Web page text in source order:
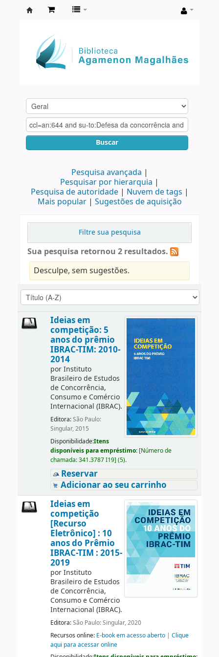
Agamenon
Magalhães
Buscar
Pesquisa avançada
Pesquisar por hierarquia
Pesquisa de autoridade
Nuvem de tags
Mais popular
Sugestões de aquisição
Filtre sua pesquisa
Sua pesquisa retornou 2 resultados.
Desculpe, sem sugestões.
Ideias em
competição: 5
anos do prêmio
IBRAC-TIM: 2010-
2014
porInstituto
Brasileiro de Estudos
de Concorrência,
Consumo e Comércio
Internacional (IBRAC).
Editora:São Paulo:
Singular, 2015
Disponibilidade:Itens
disponíveis para empréstimo: [Número de
chamada:341.3787 I19] (5).
Reservar
Adicionar ao seu carrinho
Ideias em
competição
[Recurso
Eletrônico] : 10
anos do Prêmio
IBRAC-TIM : 2015-
2019
porInstituto
Brasileiro de Estudos
de Concorrência,
Consumo e Comércio
Internacional (IBRAC).
Editora:São Paulo: Singular, 2020
Recursos online: E-book em acesso aberto| Clique
aqui para acessar online